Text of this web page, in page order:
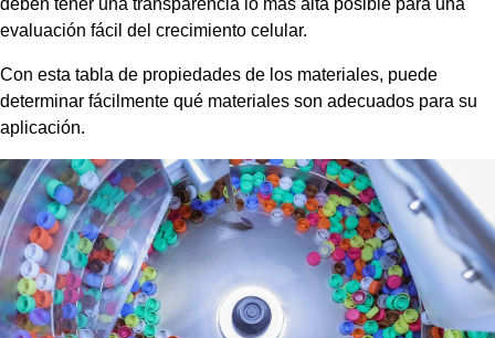
evaluación fácil del crecimiento celular.
Con esta tabla de propiedades de los materiales, puede
determinar fácilmente qué materiales son adecuados para su
aplicación.